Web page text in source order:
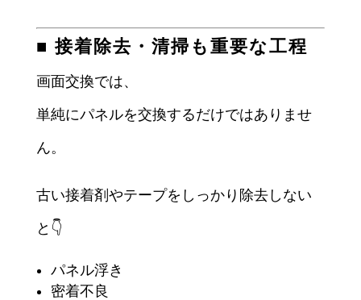
■ 接着除去・清掃も重要な工程
画面交換では、
単純にパネルを交換するだけではありませ
ん。
古い接着剤やテープをしっかり除去しない
と👇
パネル浮き
密着不良